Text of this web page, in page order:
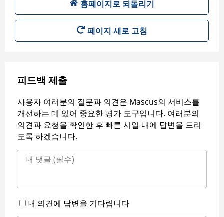
홈페이지로 되돌리기
페이지 새로 고침
피드백 제출
사용자 여러분의 질문과 의견은 Mascus의 서비스를
개선하는 데 있어 중요한 평가 도구입니다. 여러분의
의견과 요청을 확인한 후 빠른 시일 내에 답변을 드리
도록 하겠습니다.
내 의견에 답변을 기다립니다